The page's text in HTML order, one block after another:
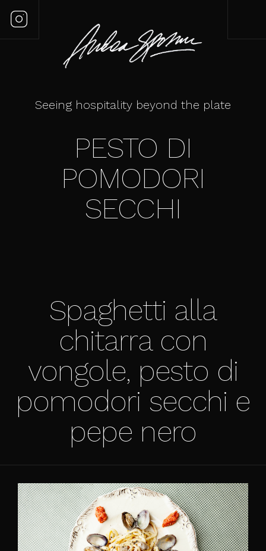
Seeing hospitality beyond the plate
PESTO DI
POMODORI
SECCHI
Spaghetti alla
chitarra con
vongole, pesto di
pomodori secchi e
pepe nero